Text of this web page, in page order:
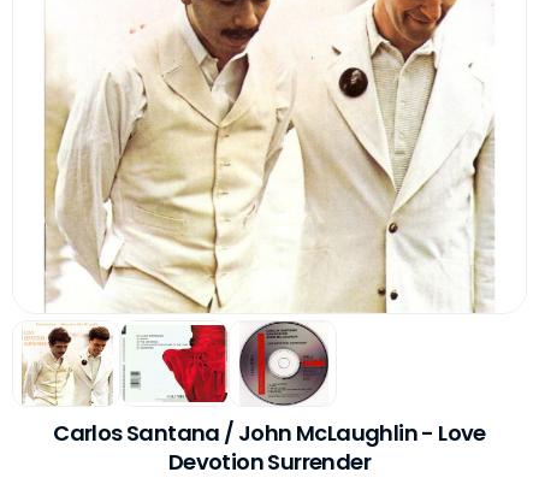
Carlos Santana / John McLaughlin - Love
Devotion Surrender